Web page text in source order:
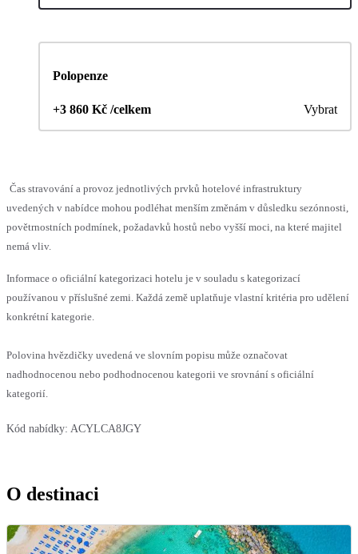
Polopenze
+3 860 Kč /celkem Vybrat
Čas stravování a provoz jednotlivých prvků hotelové infrastruktury
uvedených v nabídce mohou podléhat menším změnám v důsledku sezónnosti,
povětrnostních podmínek, požadavků hostů nebo vyšší moci, na které majitel
nemá vliv.
Informace o oficiální kategorizaci hotelu je v souladu s kategorizací
používanou v příslušné zemi. Každá země uplatňuje vlastní kritéria pro udělení
konkrétní kategorie.
Polovina hvězdičky uvedená ve slovním popisu může označovat
nadhodnocenou nebo podhodnocenou kategorii ve srovnání s oficiální
kategorií.
Kód nabídky: ACYLCA8JGY
O destinaci